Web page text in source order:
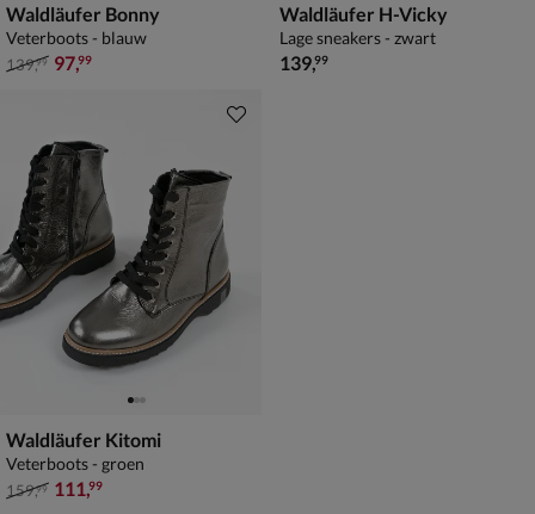
Waldläufer Bonny
Veterboots - blauw
van € 139,99 voor € 97,99
139,99 97,99
Waldläufer H-Vicky
Lage sneakers - zwart
€ 139,99
139,99
Waldläufer Kitomi
Veterboots - groen
van € 159,99 voor € 111,99
159,99 111,99